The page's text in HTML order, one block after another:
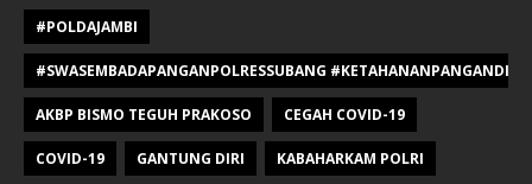
#POLDAJAMBI
#SWASEMBADAPANGANPOLRESSUBANG
AKBP BISMO TEGUH PRAKOSO CEGAH COVID-19
COVID-19 GANTUNG DIRI KABAHARKAM POLRI